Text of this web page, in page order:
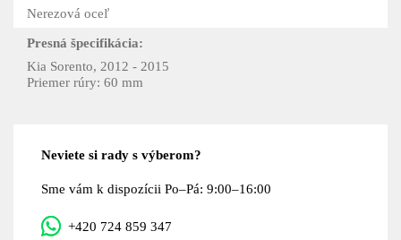
Nerezová oceľ
Presná špecifikácia:
Kia Sorento, 2012 - 2015
Priemer rúry: 60 mm
Neviete si rady s výberom?
Sme vám k dispozícii Po–Pá: 9:00–16:00
+420 724 859 347